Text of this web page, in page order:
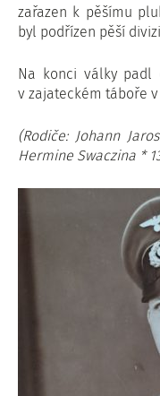
zařazen k pěšímu
byl podřízen pěší
Na konci války padl
v zajateckém táboře
(Rodiče: Johann
Hermine Swaczina *